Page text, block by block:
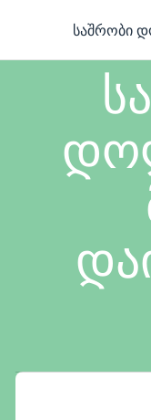
... / სტატია
საშრობი